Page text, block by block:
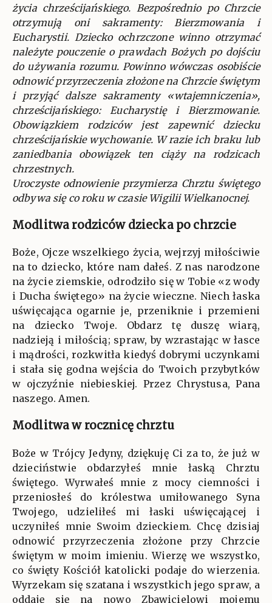
życia chrześcijańskiego. Bezpośrednio po Chrzcie
otrzymują oni sakramenty: Bierzmowania i
Eucharystii. Dziecko ochrzczone winno otrzymać
należyte pouczenie o prawdach Bożych po dojściu
do używania rozumu. Powinno wówczas osobiście
odnowić przyrzeczenia złożone na Chrzcie świętym
i przyjąć dalsze sakramenty «wtajemniczenia»,
chrześcijańskiego: Eucharystię i Bierzmowanie.
Obowiązkiem rodziców jest zapewnić dziecku
chrześcijańskie wychowanie. W razie ich braku lub
zaniedbania obowiązek ten ciąży na rodzicach
chrzestnych.
Uroczyste odnowienie przymierza Chrztu świętego
odbywa się co roku w czasie Wigilii Wielkanocnej.
Modlitwa rodziców dziecka po chrzcie
Boże, Ojcze wszelkiego życia, wejrzyj miłościwie
na to dziecko, które nam dałeś. Z nas narodzone
na życie ziemskie, odrodziło się w Tobie «z wody
i Ducha świętego» na życie wieczne. Niech łaska
uświęcająca ogarnie je, przeniknie i przemieni
na dziecko Twoje. Obdarz tę duszę wiarą,
nadzieją i miłością; spraw, by wzrastając w łasce
i mądrości, rozkwitła kiedyś dobrymi uczynkami
i stała się godna wejścia do Twoich przybytków
w ojczyźnie niebieskiej. Przez Chrystusa, Pana
naszego. Amen.
Modlitwa w rocznicę chrztu
Boże w Trójcy Jedyny, dziękuję Ci za to, że już w
dzieciństwie obdarzyłeś mnie łaską Chrztu
świętego. Wyrwałeś mnie z mocy ciemności i
przeniosłeś do królestwa umiłowanego Syna
Twojego, udzieliłeś mi łaski uświęcającej i
uczyniłeś mnie Swoim dzieckiem. Chcę dzisiaj
odnowić przyrzeczenia złożone przy Chrzcie
świętym w moim imieniu. Wierzę we wszystko,
co święty Kościół katolicki podaje do wierzenia.
Wyrzekam się szatana i wszystkich jego spraw, a
oddaję się na nowo Zbawicielowi mojemu